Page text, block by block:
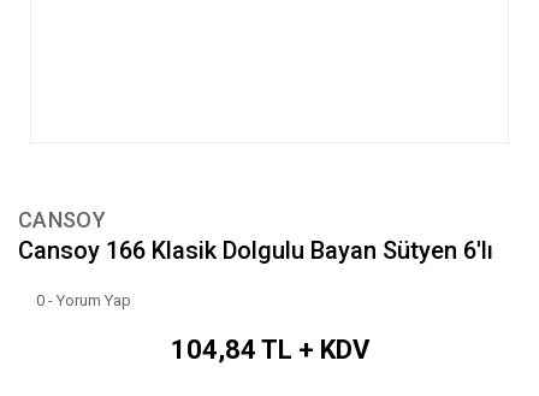
CANSOY
Cansoy 166 Klasik Dolgulu Bayan Sütyen 6'lı
0 - Yorum Yap
104,84 TL + KDV